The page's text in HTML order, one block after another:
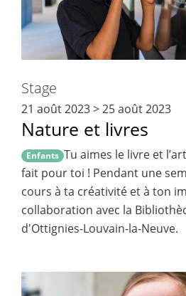
Stage
21 août 2023>25 août 2023
Nature et livres
Enfants Tu aimes le livre et
fait pour toi ! Pendant une
cours à ta créativité et à ton
collaboration avec la
d'Ottignies-Louvain-la-Neuve.